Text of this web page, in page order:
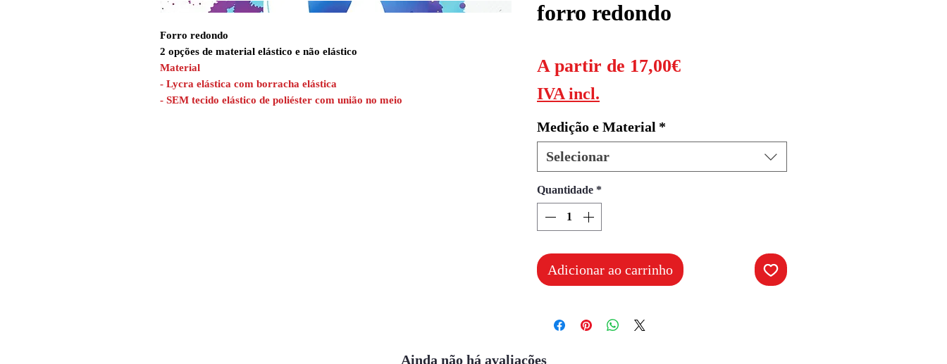
Forro redondo
2 opções de material elástico e não elástico
Material
- Lycra elástica com borracha elástica
- SEM tecido elástico de poliéster com união no meio
forro redondo
A partir de 17,00€Preço
IVA incl.
Medição e Material *
Selecionar
Quantidade *
Adicionar ao carrinho
Ainda não há avaliações